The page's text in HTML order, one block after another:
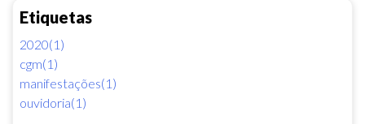
Etiquetas
2020(1)
cgm(1)
manifestações(1)
ouvidoria(1)